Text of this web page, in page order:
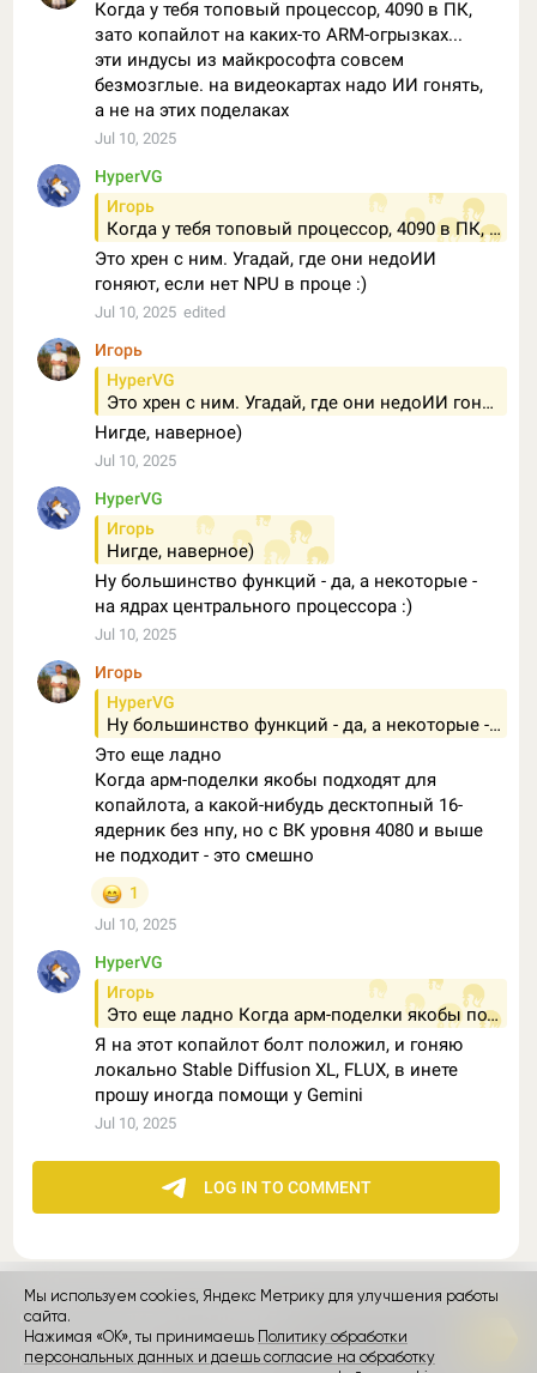
контакты
Rozetked © 2026
Мы используем cookies, Яндекс Метрику для улучшения работы
сайта.
Нажимая «ОК», ты принимаешь Политику обработки
персональных данных и даешь согласие на обработку